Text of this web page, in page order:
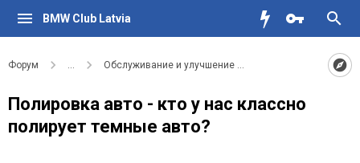
BMW Club Latvia
Форум ... Обслуживание и улучшение вашего BMW
Полировка авто - кто у нас классно
полирует темные авто?